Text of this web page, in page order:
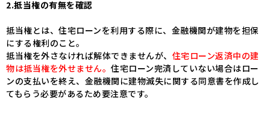
2.抵当権の有無を確認
抵当権とは、住宅ローンを利用する際に、金融機関が建物を担保
にする権利のこと。
抵当権を外さなければ解体できませんが、 住宅ローン返済中の建
物は抵当権を外せません。 住宅ローン完済していない場合はロー
ンの支払いを終え、金融機関に建物滅失に関する同意書を作成し
てもらう必要があるため要注意です。